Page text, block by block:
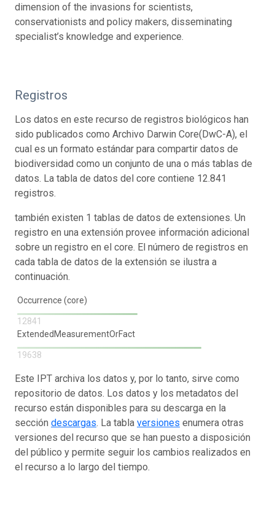
dimension of the invasions for scientists,
conservationists and policy makers, disseminating
specialist’s knowledge and experience.
Registros
Los datos en este recurso de registros biológicos han
sido publicados como Archivo Darwin Core(DwC-A), el
cual es un formato estándar para compartir datos de
biodiversidad como un conjunto de una o más tablas de
datos. La tabla de datos del core contiene 12.841
registros.
también existen 1 tablas de datos de extensiones. Un
registro en una extensión provee información adicional
sobre un registro en el core. El número de registros en
cada tabla de datos de la extensión se ilustra a
continuación.
Occurrence (core)
12841
ExtendedMeasurementOrFact
19638
Este IPT archiva los datos y, por lo tanto, sirve como
repositorio de datos. Los datos y los metadatos del
recurso están disponibles para su descarga en la
sección descargas. La tabla versiones enumera otras
versiones del recurso que se han puesto a disposición
del público y permite seguir los cambios realizados en
el recurso a lo largo del tiempo.